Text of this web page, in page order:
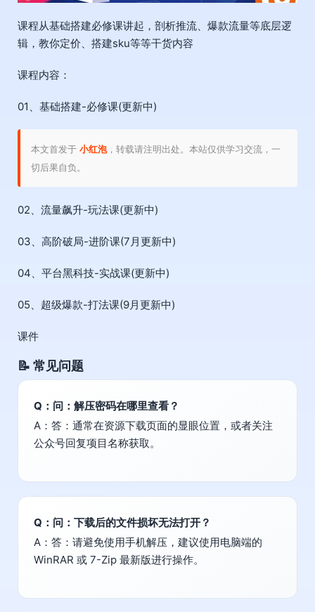
​课程从基础搭建必修课讲起，剖析推流、爆款流量等底层逻
辑，教你定价、搭建sku等等干货内容
课程内容：
01、基础搭建-必修课(更新中)
本文首发于 小红泡，转载请注明出处。本站仅供学习交流，一
切后果自负。
02、流量飙升-玩法课(更新中)
03、高阶破局-进阶课(7月更新中)
04、平台黑科技-实战课(更新中)
05、超级爆款-打法课(9月更新中)
课件
📝 常见问题
Q：问：解压密码在哪里查看？
A：答：通常在资源下载页面的显眼位置，或者关注
公众号回复项目名称获取。
Q：问：下载后的文件损坏无法打开？
A：答：请避免使用手机解压，建议使用电脑端的
WinRAR 或 7-Zip 最新版进行操作。